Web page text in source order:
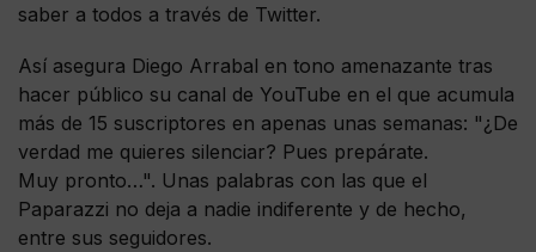
saber a todos a través de Twitter.
Así asegura Diego Arrabal en tono amenazante tras
hacer público su canal de YouTube en el que acumula
más de 15 suscriptores en apenas unas semanas: "¿De
verdad me quieres silenciar? Pues prepárate.
Muy pronto…". Unas palabras con las que el
Paparazzi no deja a nadie indiferente y de hecho,
entre sus seguidores.